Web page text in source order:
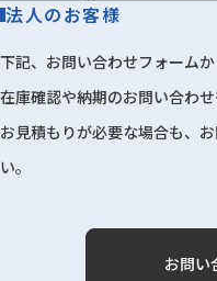
法人のお客様
下記、お問い合わせフォームか
在庫確認や納期のお問い合わ
お見積もりが必要な場合も、
い。
お問い